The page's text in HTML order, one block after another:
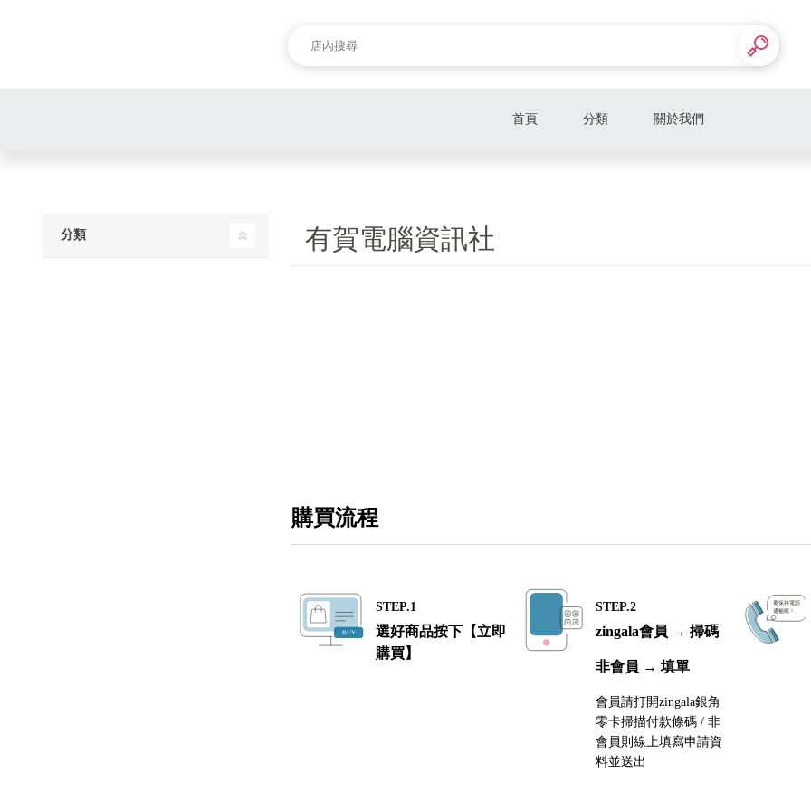
首頁 分類 關於我們
有賀電腦資訊社
購買流程
STEP.1
選好商品按下【立即
購買】
STEP.2
zingala會員 → 掃碼
非會員 → 填單
會員請打開zingala銀角
零卡掃描付款條碼 / 非
會員則線上填寫申請資
料並送出
分類